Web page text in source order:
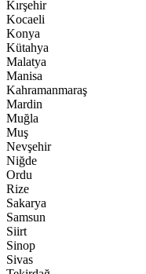
Kırşehir
Kocaeli
Konya
Kütahya
Malatya
Manisa
Kahramanmaraş
Mardin
Muğla
Muş
Nevşehir
Niğde
Ordu
Rize
Sakarya
Samsun
Siirt
Sinop
Sivas